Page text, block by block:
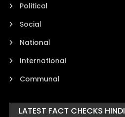
Political
Social
National
International
Communal
LATEST FACT CHECKS HINDI